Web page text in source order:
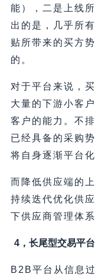
能），二是上线
出的是，几乎所
贴所带来的买方
的。
对于平台来说，
大量的下游小客
客户的能力。不
已经具备的采购
将自身逐渐平台化
而降低供应端的
持续迭代优化供
下供应商管理体系
4，长尾型交易平
B2B平台从信息